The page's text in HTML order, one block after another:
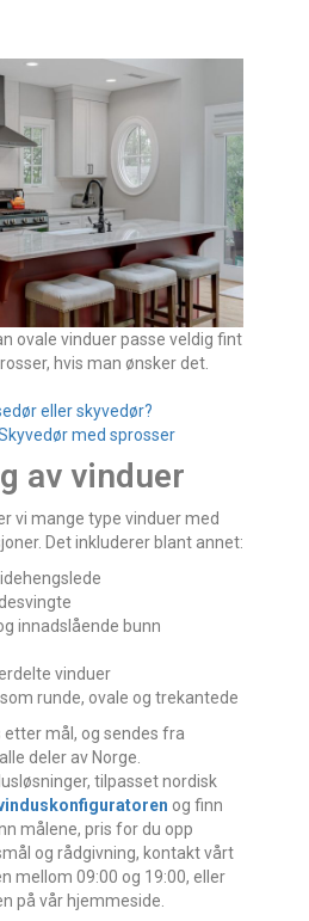
ovale vinduer passe veldig fint
hvis man ønsker det.
eller skyvedør?
med sprosser
av vinduer
vi mange type vinduer med
Det inkluderer blant annet:
innadslående bunn
vinduer
runde, ovale og trekantede
mål, og sendes fra
deler av Norge.
tilpasset nordisk
og finn
målene, pris for du opp
og rådgivning, kontakt vårt
mellom 09:00 og 19:00, eller
på vår hjemmeside.